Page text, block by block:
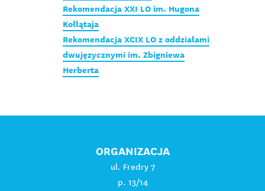
Rekomendacja XXI LO im. Hugona
Kołłątaja
Rekomendacja XCIX LO z oddziałami
dwujęzycznymi im. Zbigniewa
Herberta
ORGANIZACJA
ul. Fredry 7
p. 13/14